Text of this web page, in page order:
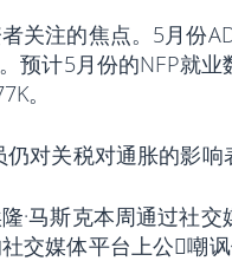
关注的焦点。5月份
预计5月份的NFP就
。
仍对关税对通胀的影响
·马斯克本周通过社
交媒体平台上公𫔭嘲